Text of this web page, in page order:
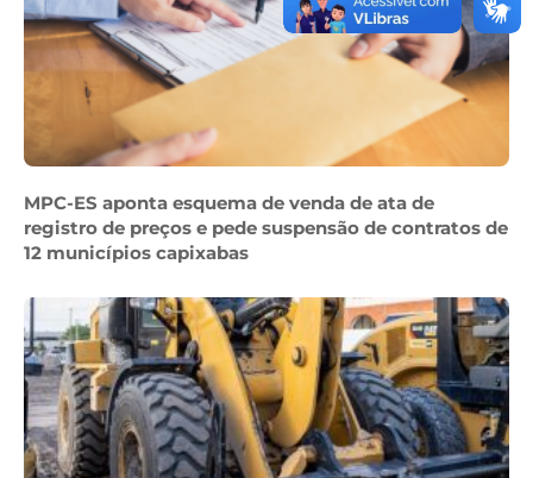
MPC-ES aponta esquema de venda de ata de
registro de preços e pede suspensão de contratos de
12 municípios capixabas